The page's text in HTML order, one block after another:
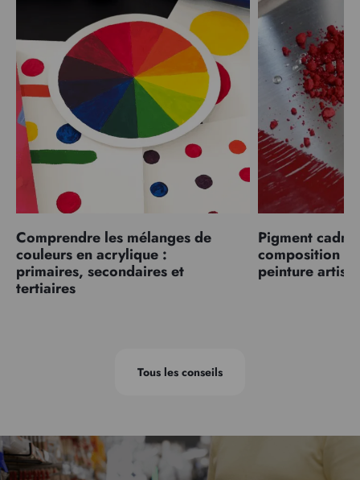
Comprendre les mélanges de
couleurs en acrylique :
primaires, secondaires et
tertiaires
Pigment
composition
peinture
Tous les conseils